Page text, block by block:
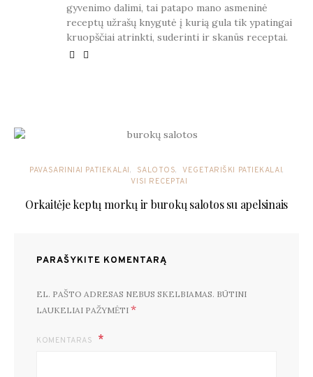
gyvenimo dalimi, tai patapo mano asmeninė
receptų užrašų knygutė į kurią gula tik ypatingai
kruopščiai atrinkti, suderinti ir skanūs receptai.
PAVASARINIAI PATIEKALAI SALOTOS
VEGETARIŠKI PATIEKALAI
VISI RECEPTAI
Orkaitėje keptų morkų ir burokų salotos su apelsinais
PARAŠYKITE KOMENTARĄ
EL. PAŠTO ADRESAS NEBUS SKELBIAMAS. BŪTINI
LAUKELIAI PAŽYMĖTI *
KOMENTARAS